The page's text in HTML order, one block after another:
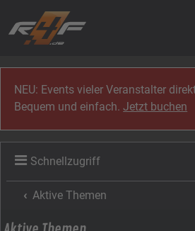
NEU: Events vieler Veranstalter
Bequem und einfach.Jetzt buchen
Schnellzugriff
Aktive Themen